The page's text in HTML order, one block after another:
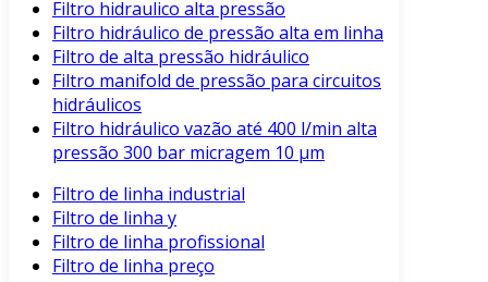
Filtro hidraulico alta pressão
Filtro hidráulico de pressão alta em linha
Filtro de alta pressão hidráulico
Filtro manifold de pressão para circuitos
hidráulicos
Filtro hidráulico vazão até 400 l/min alta
pressão 300 bar micragem 10 μm
Filtro de linha industrial
Filtro de linha y
Filtro de linha profissional
Filtro de linha preço